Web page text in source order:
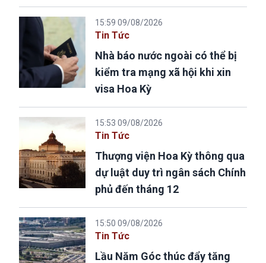
15:59 09/08/2026
Tin Tức
Nhà báo nước ngoài có thể bị
kiểm tra mạng xã hội khi xin
visa Hoa Kỳ
15:53 09/08/2026
Tin Tức
Thượng viện Hoa Kỳ thông qua
dự luật duy trì ngân sách Chính
phủ đến tháng 12
15:50 09/08/2026
Tin Tức
Lầu Năm Góc thúc đẩy tăng